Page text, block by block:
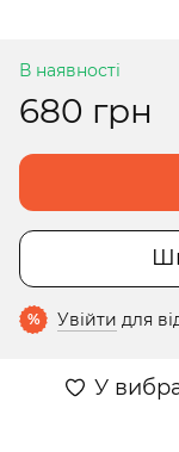
В наявності
680 грн
% Увійти для
У